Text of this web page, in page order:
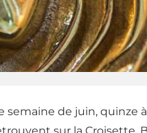
semaine de juin, quinze